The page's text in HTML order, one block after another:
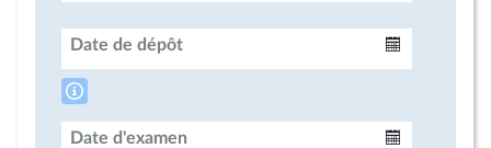
Date de dépôt
Date d'examen